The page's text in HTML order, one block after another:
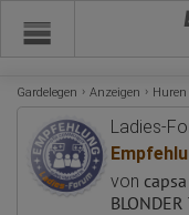
Gardelegen Anzeigen
Ladies-
von capsa